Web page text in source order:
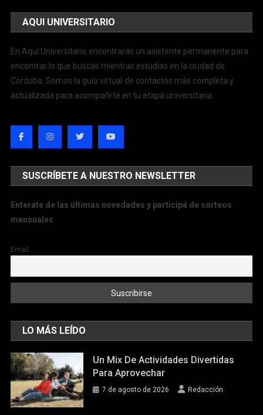
AQUI UNIVERSITARIO
En Aquí Universitario encontrarás un asistente permanente para
encontrar lo que buscas mientras estudias en la ciudad de
Córdoba. Somos la guía virtual de contactos más completa y
actualizada para acompañrte en tu etapa universitaria.
SUSCRÍBETE A NUESTRO NEWSLETTER
Enterate de las últimas novedades y participá de sorteos
mensuales
Email
LO MÁS LEÍDO
Un Mix De Actividades Divertidas
Para Aprovechar
7 de agosto de 2026 Redacción